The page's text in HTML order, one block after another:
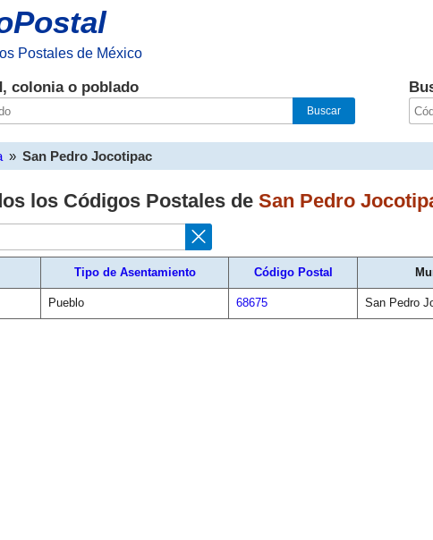
Postales de México
colonia o poblado
» San Pedro Jocotipac
los Códigos Postales de San Pedro
Tipo de Asentamiento Código Postal
Pueblo 68675 San Pedro